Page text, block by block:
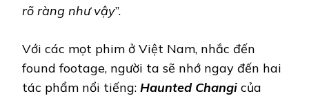
rõ ràng như vậy”.
Với các mọt phim ở Việt Nam, nhắc đến
found footage, người ta sẽ nhớ ngay đến hai
tác phẩm nổi tiếng: Haunted Changi của